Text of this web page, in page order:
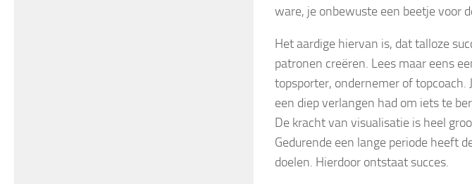
ware, je onbewuste een beetje voor
Het aardige hiervan is, dat talloze
patronen creëren. Lees maar eens
topsporter, ondernemer of topcoach.
een diep verlangen had om iets te
De kracht van visualisatie is heel
Gedurende een lange periode heeft
doelen. Hierdoor ontstaat succes.